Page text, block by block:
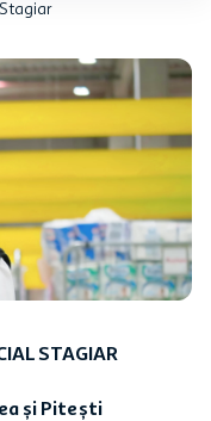
STAGIAR
și Pitești